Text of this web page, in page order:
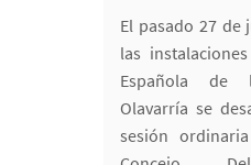
El pasado 27 de
las
Española
Olavarría se
sesión